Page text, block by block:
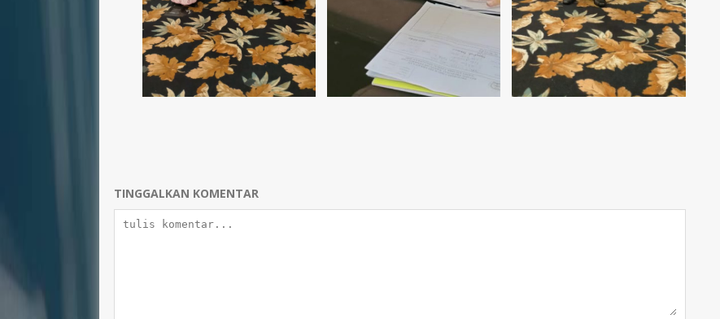
TINGGALKAN KOMENTAR